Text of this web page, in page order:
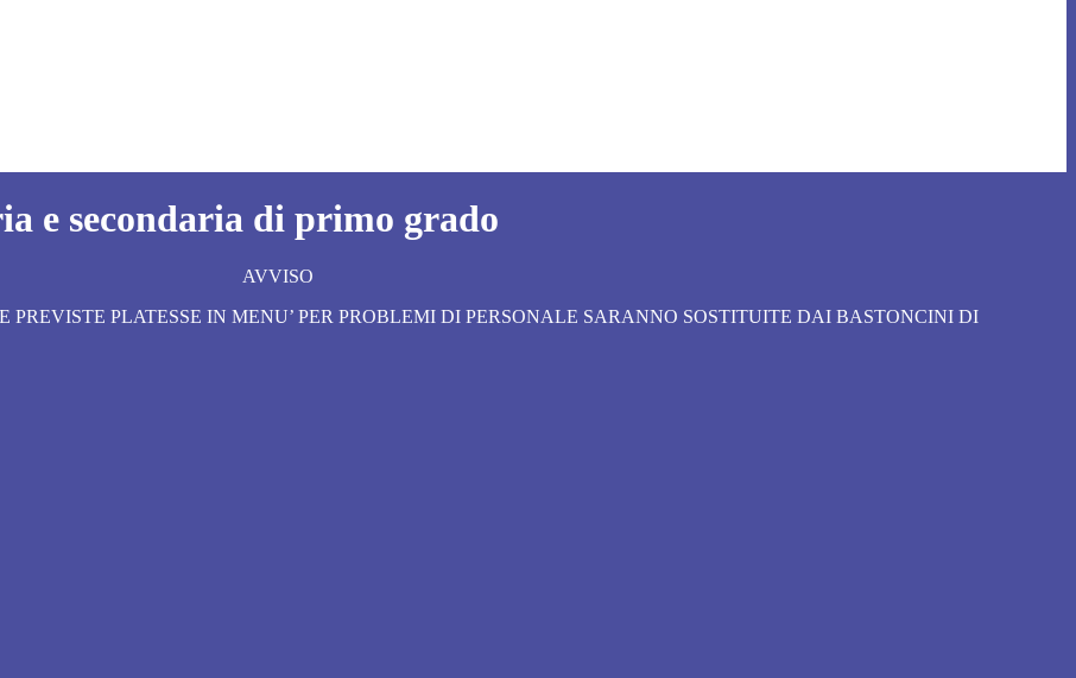
e secondaria di primo grado
AVVISO
PREVISTE PLATESSE IN MENU’ PER PROBLEMI DI PERSONALE SARANNO SOSTITUITE DAI BASTONCINI DI